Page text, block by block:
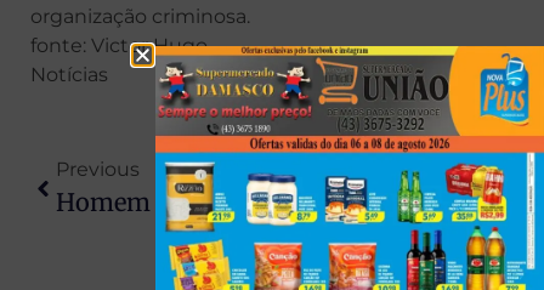
organização criminosa.
fonte: Victor Hugo
Notícias
Previous
Homem É Encontrado Nu, Amarrado E Brutalmente Espancado Após Passar A Noite Ao Relento Em Londrina
Next
Após Temporais, Massa De Ar Polar Avança No Paraná, Derruba Temperaturas E Pode Provocar Geada